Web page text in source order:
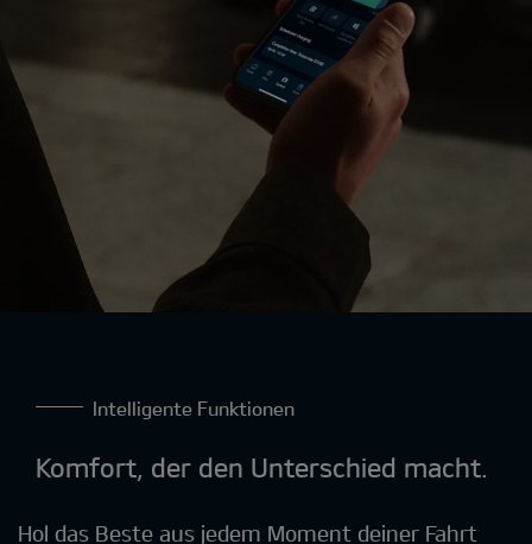
Intelligente Funktionen
Komfort, der den Unterschied macht
Hol das Beste aus jedem Moment deiner Fahrt